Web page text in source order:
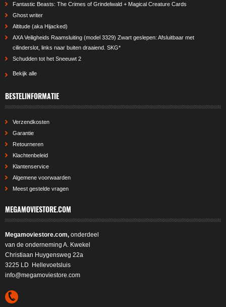
Fantastic Beasts: The Crimes of Grindelwald + Magical Creature Cards
Ghost writer
Altitude (aka Hijacked)
AXA Veiligheids Raamsluiting (model 3329) Zwart geslepen: Afsluitbaar met
cilinderslot, links naar buiten draaiend. SKG*
Schudden tot het Sneeuwt 2
Bekijk alle
BESTELINFORMATIE
Verzendkosten
Garantie
Retourneren
Klachtenbeleid
Klantenservice
Algemene voorwaarden
Meest gestelde vragen
MEGAMOVIESTORE.COM
Megamoviestore.com, onderdeel
van de onderneming A. Kwekel
Christiaan Huygensweg 22a
3225 LD Hellevoetsluis
info@megamoviestore.com